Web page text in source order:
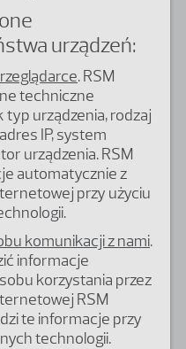
urządzeń:
. RSM
techniczne
typ urządzenia, rodzaj
IP, system
urządzenia. RSM
automatycznie z
przy użyciu
komunikacji z nami.
informacje
korzystania przez
RSM
te informacje przy
technologii.